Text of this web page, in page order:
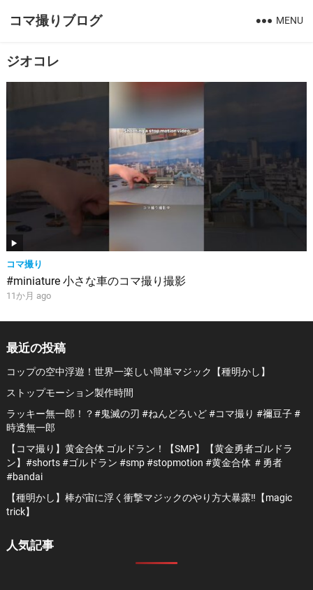
コマ撮りブログ MENU
ジオコレ
コマ撮り
#miniature 小さな車のコマ撮り撮影
11か月 ago
最近の投稿
コップの空中浮遊！世界一楽しい簡単マジック【種明かし】
ストップモーション製作時間
ラッキー無一郎！？#鬼滅の刃 #ねんどろいど #コマ撮り #禰豆子 #
時透無一郎
【コマ撮り】黄金合体 ゴルドラン！【SMP】【黄金勇者ゴルドラ
ン】#shorts #ゴルドラン #smp #stopmotion #黄金合体 ＃勇者
#bandai
【種明かし】棒が宙に浮く衝撃マジックのやり方大暴露‼️【magic
trick】
人気記事